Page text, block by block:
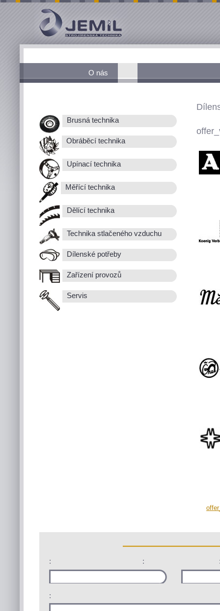
O nás
Brusná technika
Obráběcí technika
Upínací technika
Měřící technika
Dělící technika
Technika stlačeného vzduchu
Dílenské potřeby
Zařízení provozů
Servis
: :
: